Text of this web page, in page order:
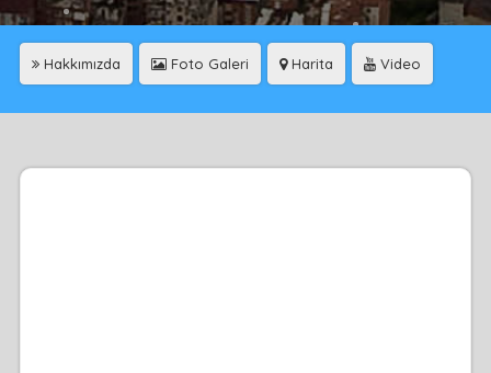
Hakkımızda Foto Galeri Harita Video